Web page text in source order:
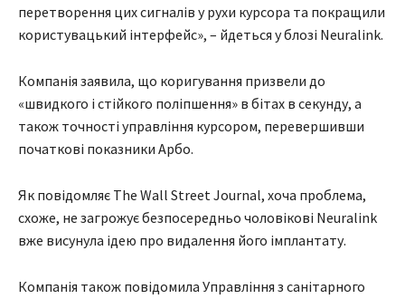
перетворення цих сигналів у рухи курсора та покращили
користувацький інтерфейс», – йдеться у блозі Neuralink.
Компанія заявила, що коригування призвели до
«швидкого і стійкого поліпшення» в бітах в секунду, а
також точності управління курсором, перевершивши
початкові показники Арбо.
Як повідомляє The Wall Street Journal, хоча проблема,
схоже, не загрожує безпосередньо чоловікові Neuralink
вже висунула ідею про видалення його імплантату.
Компанія також повідомила Управління з санітарного